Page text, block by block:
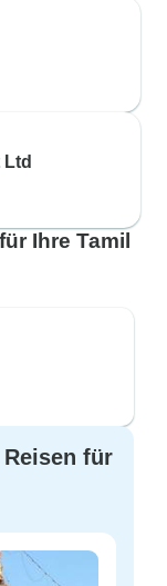
Ihre Tamil
für